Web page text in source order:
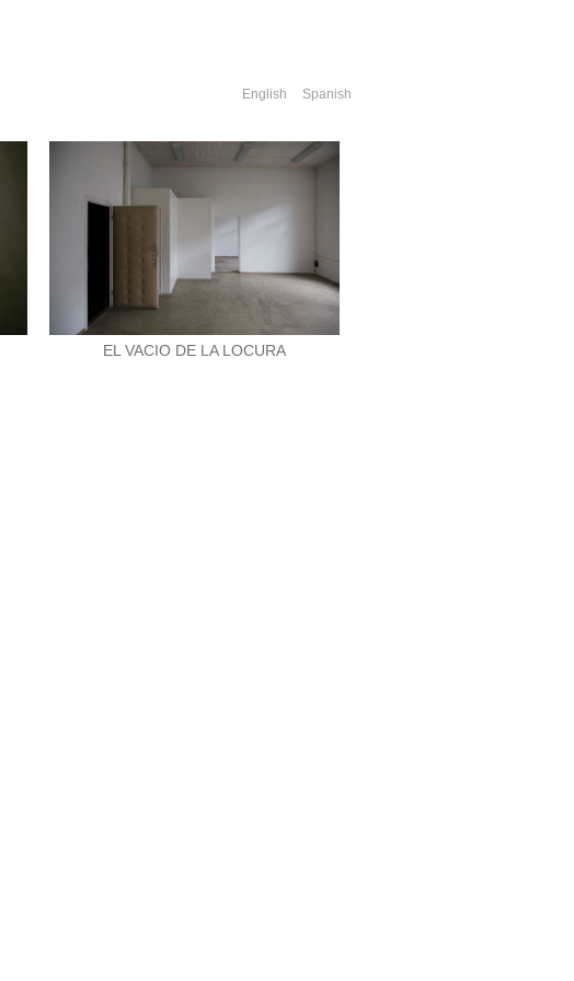
English Spanish
EL VACIO DE LA LOCURA